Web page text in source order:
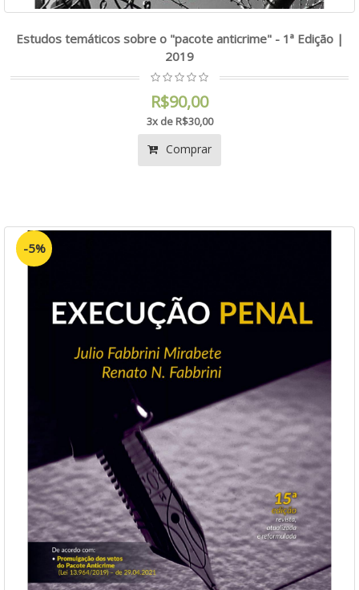
Estudos temáticos sobre o "pacote anticrime" - 1ª Edição |
2019
R$90,00
3x de R$30,00
Comprar
-5%